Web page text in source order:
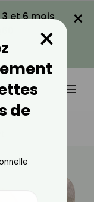
3 et 6 mois
×
de
×